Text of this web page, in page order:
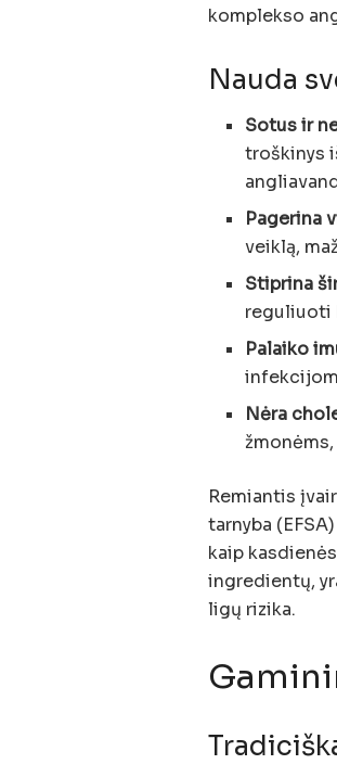
komplekso
Nauda
Sotus ir
troškinys
Pagerina
veiklą,
Stiprina
reguliuoti
Palaiko
Nėra
Remiantis
tarnyba
kaip
ingredientų,
ligų rizika.